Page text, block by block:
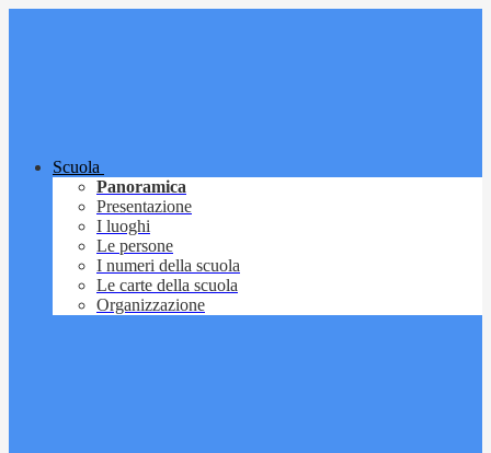
Scuola
Panoramica
Presentazione
I luoghi
Le persone
I numeri della scuola
Le carte della scuola
Organizzazione